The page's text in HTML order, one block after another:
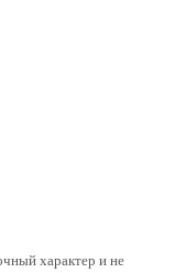
характер и не